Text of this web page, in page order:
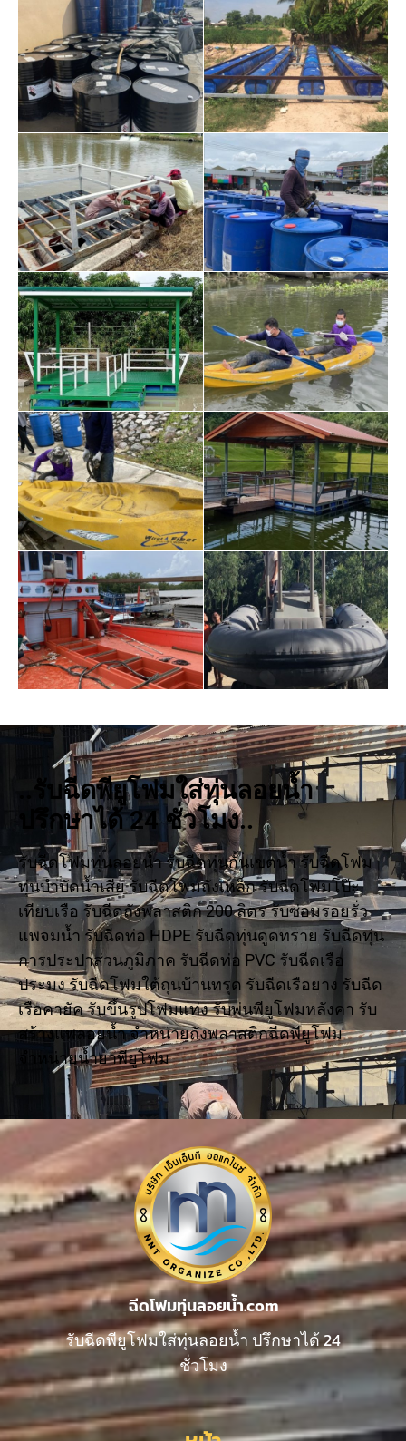
..รับฉีดพียูโฟมใส่ทุ่นลอยน้ำ
ปรึกษาได้ 24 ชั่วโมง..
รับฉีดโฟมทุ่นลอยน้ำ รับฉีดทุ่นกั้นเขตน้ำ รับฉีดโฟม
ทุ่นบำบัดน้ำเสีย รับฉีดโฟมถังเหล็ก รับฉีดโฟมโป๊ะ
เทียบเรือ รับฉีดถังพลาสติก 200 ลิตร รับซ่อมรอยรั่ว
แพจมน้ำ รับฉีดท่อ HDPE รับฉีดทุ่นดูดทราย รับฉีดทุ่น
การประปาส่วนภูมิภาค รับฉีดท่อ PVC รับฉีดเรือ
ประมง รับฉีดโฟมใต้ถุนบ้านทรุด รับฉีดเรือยาง รับฉีด
เรือคายัค รับขึ้นรูปโฟมแท่ง รับพ่นพียูโฟมหลังคา รับ
สร้างแพลอยน้ำ จำหน่ายถังพลาสติกฉีดพียูโฟม
จำหน่ายน้ำยาพียูโฟม
ฉีดโฟมทุ่นลอยน้ำ.com
รับฉีดพียูโฟมใส่ทุ่นลอยน้ำ ปรึกษาได้ 24
ชั่วโมง